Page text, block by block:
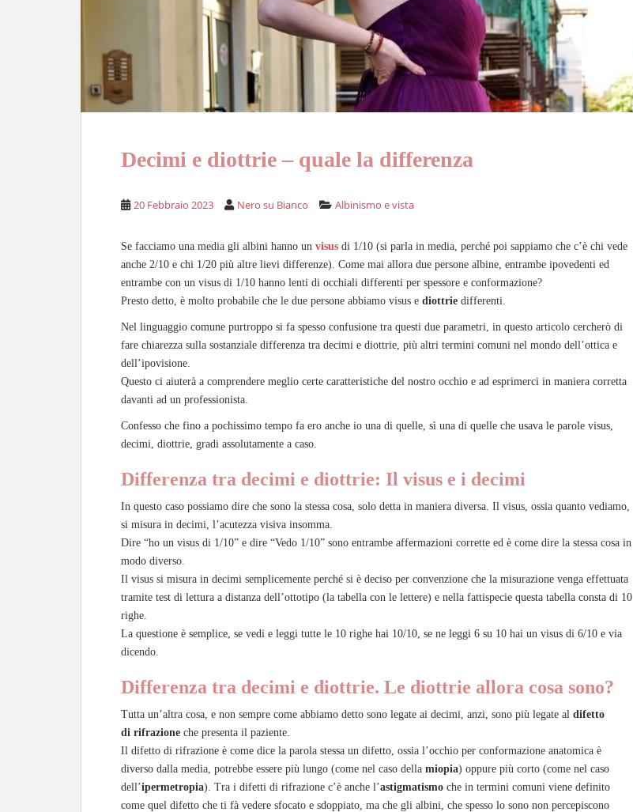
Decimi e diottrie – quale la differenza
20 Febbraio 2023 Nero su Bianco Albinismo e vista
Se facciamo una media gli albini hanno un visus di 1/10 (si parla in media, perché poi sappiamo che c’è chi vede
anche 2/10 e chi 1/20 più altre lievi differenze). Come mai allora due persone albine, entrambe ipovedenti ed
entrambe con un visus di 1/10 hanno lenti di occhiali differenti per spessore e conformazione?
Presto detto, è molto probabile che le due persone abbiamo visus e diottrie differenti.
Nel linguaggio comune purtroppo si fa spesso confusione tra questi due parametri, in questo articolo cercherò di
fare chiarezza sulla sostanziale differenza tra decimi e diottrie, più altri termini comuni nel mondo dell’ottica e
dell’ipovisione.
Questo ci aiuterà a comprendere meglio certe caratteristiche del nostro occhio e ad esprimerci in maniera corretta
davanti ad un professionista.
Confesso che fino a pochissimo tempo fa ero anche io una di quelle, sì una di quelle che usava le parole visus,
decimi, diottrie, gradi assolutamente a caso.
Differenza tra decimi e diottrie: Il visus e i decimi
In questo caso possiamo dire che sono la stessa cosa, solo detta in maniera diversa. Il visus, ossia quanto vediamo,
si misura in decimi, l’acutezza visiva insomma.
Dire “ho un visus di 1/10” e dire “Vedo 1/10” sono entrambe affermazioni corrette ed è come dire la stessa cosa in
modo diverso.
Il visus si misura in decimi semplicemente perché si è deciso per convenzione che la misurazione venga effettuata
tramite test di lettura a distanza dell’ottotipo (la tabella con le lettere) e nella fattispecie questa tabella consta di 10
righe.
La questione è semplice, se vedi e leggi tutte le 10 righe hai 10/10, se ne leggi 6 su 10 hai un visus di 6/10 e via
dicendo.
Differenza tra decimi e diottrie. Le diottrie allora cosa sono?
Tutta un’altra cosa, e non sempre come abbiamo detto sono legate ai decimi, anzi, sono più legate al difetto
di rifrazione che presenta il paziente.
Il difetto di rifrazione è come dice la parola stessa un difetto, ossia l’occhio per conformazione anatomica è
diverso dalla media, potrebbe essere più lungo (come nel caso della miopia) oppure più corto (come nel caso
dell’ipermetropia). Tra i difetti di rifrazione c’è anche l’astigmatismo che in termini comuni viene definito
come quel difetto che ti fà vedere sfocato e sdoppiato, ma che gli albini, che spesso lo sono non percepiscono